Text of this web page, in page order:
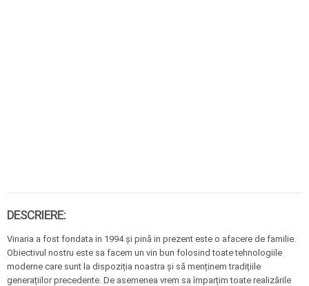
DESCRIERE:
Vinaria a fost fondata in 1994 și pină in prezent este o afacere de familie.
Obiectivul nostru este sa facem un vin bun folosind toate tehnologiile
moderne care sunt la dispoziția noastra și să menținem tradițiile
generațiilor precedente. De asemenea vrem sa împarțim toate realizările